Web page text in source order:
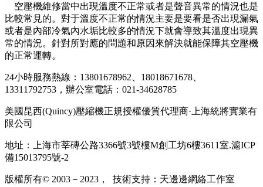
空壓機維修當中出現溫度不正常或者是聲音異常的情況也是
比較常見的。對于溫度不正常的情況主要是要看是否出現漏氣
或者是內部冷氣內水垢比較多的情況下就會導致其溫度出現異
常的情況。針對所對應的問題和原因來解決就能保障其空壓機
的正常運轉。
24小時服務熱線：13801678962、18018671678、
13311792753，辦公室電話：021-34628785
美國昆西(Quincy)壓縮機正規授權優質代理商·上海統將實業有
限公司
地址：上海市莘磚公路3366號3號樓M創工坊6樓3611室.滬ICP
備15013795號-2
版權所有© 2003－2023， 技術支持：天邊邊網絡工作室